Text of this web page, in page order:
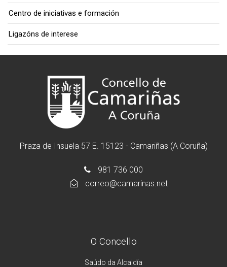
Centro de iniciativas e formación
Ligazóns de interese
Praza de Insuela 57 E. 15123 - Camariñas (A Coruña)
981 736 000
correo@camarinas.net
O Concello
Saúdo da Alcaldía